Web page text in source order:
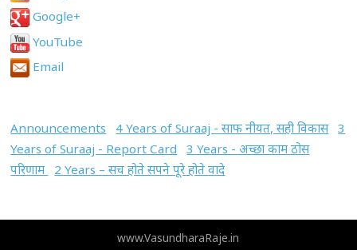
Google+
YouTube
Email
Announcements 4 Years of Suraaj - साफ नीयत, सही विकास 3
Years of Suraaj - Report Card
3 Years - अच्छा काम ठोस
परिणाम
2 Years – सच होते सपने पूरे होते वादे
www.VasundharaRaje.in